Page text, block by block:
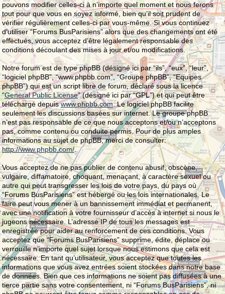
pouvons modifier celles-ci à n’importe quel moment et nous ferons
tout pour que vous en soyez informé, bien qu’il soit prudent de
vérifier régulièrement celles-ci par vous-même. Si vous continuez
d’utiliser “Forums BusParisiens” alors que des changements ont été
effectués, vous acceptez d’être légalement responsable des
conditions découlant des mises à jour et/ou modifications.
Notre forum est de type phpBB (désigné ici par “ils”, “eux”, “leur”,
“logiciel phpBB”, “www.phpbb.com”, “Groupe phpBB”, “Equipes
phpBB”) qui est un script libre de forum, déclaré sous la licence
“General Public License” (désigné ici par “GPL”) et qui peut être
téléchargé depuiswww.phpbb.com. Le logiciel phpBB facilite
seulement les discussions basées sur internet. Le groupe phpBB
n’est pas responsable de ce que nous acceptons et/ou n’acceptons
pas, comme contenu ou conduite permis. Pour de plus amples
informations au sujet de phpBB, merci de consulter:
http://www.phpbb.com/.
Vous acceptez de ne pas publier de contenu abusif, obscène,
vulgaire, diffamatoire, choquant, menaçant, à caractère sexuel ou
autre qui peut transgresser les lois de votre pays, du pays où
“Forums BusParisiens” est hébergé ou les lois internationales. Le
faire peut vous mener à un bannissement immédiat et permanent,
avec une notification à votre fournisseur d’accès à internet si nous le
jugeons nécessaire. L’adresse IP de tous les messages est
enregistrée pour aider au renforcement de ces conditions. Vous
acceptez que “Forums BusParisiens” supprime, édite, déplace ou
verrouille n’importe quel sujet lorsque nous estimons que cela est
nécessaire. En tant qu’utilisateur, vous acceptez que toutes les
informations que vous avez entrées soient stockées dans notre base
de données. Bien que ces informations ne soient pas diffusées à une
tierce partie sans votre consentement, ni “Forums BusParisiens”, ni